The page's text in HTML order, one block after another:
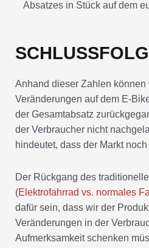
Anhand dieser Zahlen
Veränderungen auf dem E-
der Gesamtabsatz
der Verbraucher nicht
hindeutet, dass der Markt
Der Rückgang des
(Elektrofahrrad vs. normales
dafür sein, dass wir der
Veränderungen in der
Aufmerksamkeit schenken